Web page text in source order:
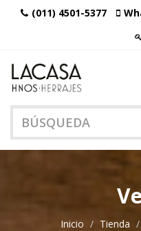
(011) 4501-5377
Inicio Tienda